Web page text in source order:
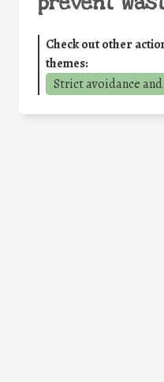
Check out other
themes:
Strict avoidance